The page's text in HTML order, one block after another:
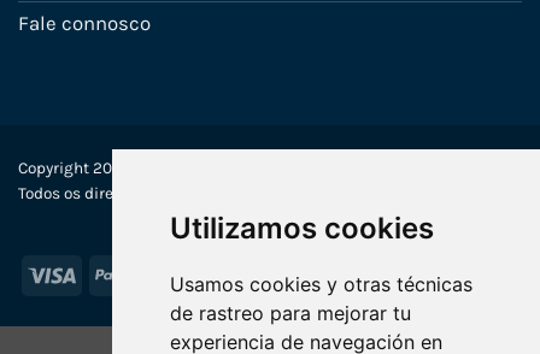
Utilizamos cookies
Usamos cookies y otras técnicas
de rastreo para mejorar tu
experiencia de navegación en
Fale connosco
Copyright 2022-2025 © Ecosistemas Informáticos España SL –
Todos os direitos reservados
Visa PayPal MasterCard